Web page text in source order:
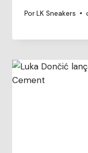
PorLK Sneakers